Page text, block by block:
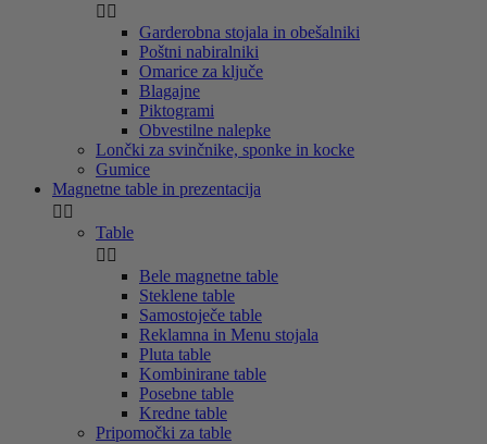
 
Garderobna stojala in obešalniki
Poštni nabiralniki
Omarice za ključe
Blagajne
Piktogrami
Obvestilne nalepke
Lončki za svinčnike, sponke in kocke
Gumice
Magnetne table in prezentacija
 
Table
 
Bele magnetne table
Steklene table
Samostoječe table
Reklamna in Menu stojala
Pluta table
Kombinirane table
Posebne table
Kredne table
Pripomočki za table